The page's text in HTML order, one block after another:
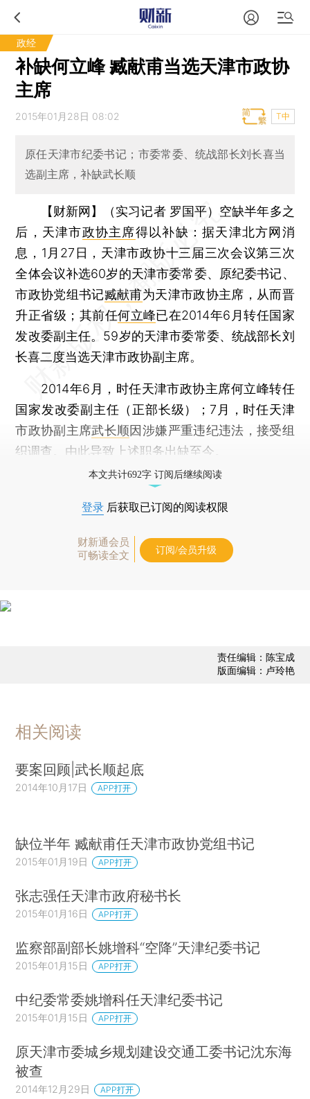
政经
补缺何立峰 臧献甫当选天津市政协
主席
2015年01月28日 08:02 T中
原任天津市纪委书记；市委常委、统战部长刘长喜当
选副主席，补缺武长顺
【财新网】（实习记者 罗国平） 空缺半年多之
后，天津市政协主席得以补缺：据天津北方网消
息，1月27日，天津市政协十三届三次会议第三次
全体会议补选60岁的天津市委常委、原纪委书记、
市政协党组书记臧献甫为天津市政协主席，从而晋
升正省级；其前任何立峰已在2014年6月转任国家
发改委副主任。59岁的天津市委常委、统战部长刘
长喜二度当选天津市政协副主席。
2014年6月，时任天津市政协主席何立峰转任
国家发改委副主任（正部长级）；7月，时任天津
市政协副主席武长顺因涉嫌严重违纪违法，接受组
织调查。由此导致上述职务出缺至今。
本文共计692字 订阅后继续阅读
登录 后获取已订阅的阅读权限
财新通会员
可畅读全文
订阅/会员升级
责任编辑：陈宝成
版面编辑：卢玲艳
相关阅读
要案回顾|武长顺起底
2014年10月17日 APP打开
缺位半年 臧献甫任天津市政协党组书记
2015年01月19日 APP打开
张志强任天津市政府秘书长
2015年01月16日 APP打开
监察部副部长姚增科“空降”天津纪委书记
2015年01月15日 APP打开
中纪委常委姚增科任天津纪委书记
2015年01月15日 APP打开
原天津市委城乡规划建设交通工委书记沈东海
被查
2014年12月29日 APP打开